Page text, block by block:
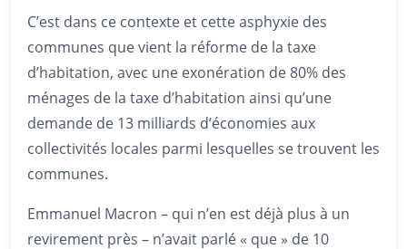
C’est dans ce contexte et cette asphyxie des
communes que vient la réforme de la taxe
d’habitation, avec une exonération de 80% des
ménages de la taxe d’habitation ainsi qu’une
demande de 13 milliards d’économies aux
collectivités locales parmi lesquelles se trouvent les
communes.
Emmanuel Macron – qui n’en est déjà plus à un
revirement près – n’avait parlé « que » de 10